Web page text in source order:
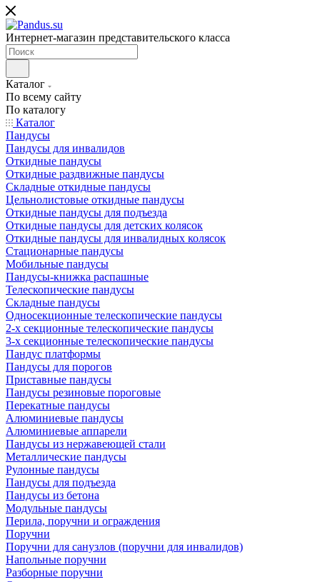
Интернет-магазин представительского класса
Каталог
По всему сайту
По каталогу
Каталог
Пандусы
Пандусы для инвалидов
Откидные пандусы
Откидные раздвижные пандусы
Складные откидные пандусы
Цельнолистовые откидные пандусы
Откидные пандусы для подъезда
Откидные пандусы для детских колясок
Откидные пандусы для инвалидных колясок
Стационарные пандусы
Мобильные пандусы
Пандусы-книжка распашные
Телескопические пандусы
Складные пандусы
Односекционные телескопические пандусы
2-х секционные телескопические пандусы
3-х секционные телескопические пандусы
Пандус платформы
Пандусы для порогов
Приставные пандусы
Пандусы резиновые пороговые
Перекатные пандусы
Алюминиевые пандусы
Алюминиевые аппарели
Пандусы из нержавеющей стали
Металлические пандусы
Рулонные пандусы
Пандусы для подъезда
Пандусы из бетона
Модульные пандусы
Перила, поручни и ограждения
Поручни
Поручни для санузлов (поручни для инвалидов)
Напольные поручни
Разборные поручни